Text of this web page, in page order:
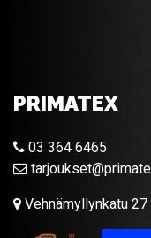
PRIMATEX
03 364 6465
Vehnämyllynkatu